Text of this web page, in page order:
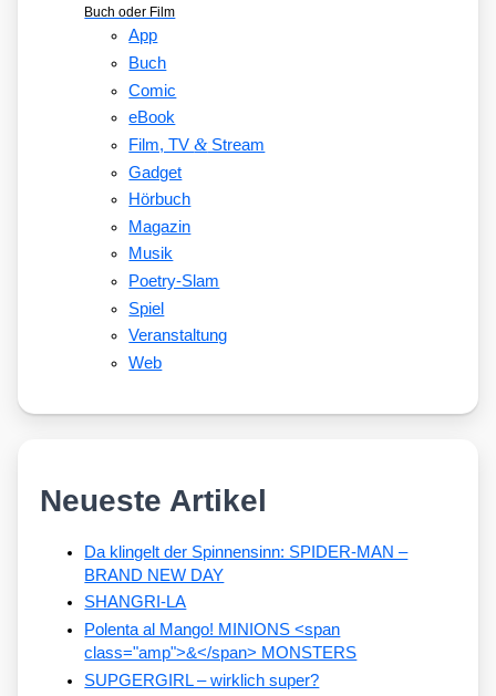
Buch oder Film
App
Buch
Comic
eBook
Film, TV&Stream
Gadget
Hörbuch
Magazin
Musik
Poetry-Slam
Spiel
Veranstaltung
Web
Neueste Artikel
Da klingelt der Spinnensinn: SPIDER-MAN –
BRAND NEW DAY
SHANGRI-LA
Polenta al Mango! MINIONS <span
class="amp">&</span> MONSTERS
SUPGERGIRL – wirklich super?